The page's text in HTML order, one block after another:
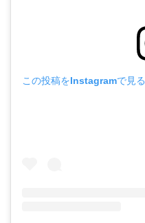
この投稿をInstagramで見る